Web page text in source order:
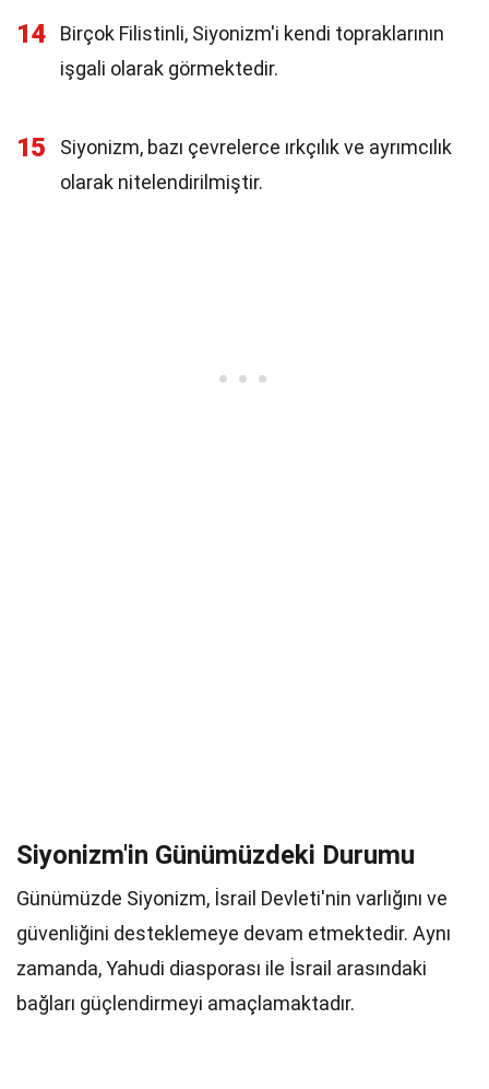
14
Birçok Filistinli, Siyonizm'i kendi topraklarının
işgali olarak görmektedir.
15
Siyonizm, bazı çevrelerce ırkçılık ve ayrımcılık
olarak nitelendirilmiştir.
Siyonizm'in Günümüzdeki Durumu
Günümüzde Siyonizm, İsrail Devleti'nin varlığını ve
güvenliğini desteklemeye devam etmektedir. Aynı
zamanda, Yahudi diasporası ile İsrail arasındaki
bağları güçlendirmeyi amaçlamaktadır.